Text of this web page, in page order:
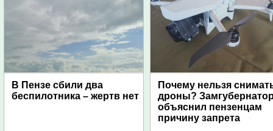
В Пензе сбили два
беспилотника – жертв нет
Почему нельзя
дроны?
объяснил пензенцам
причину запрета